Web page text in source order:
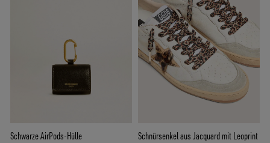
Schwarze AirPods-Hülle Schnürsenkel aus Jacquard mit Leoprint